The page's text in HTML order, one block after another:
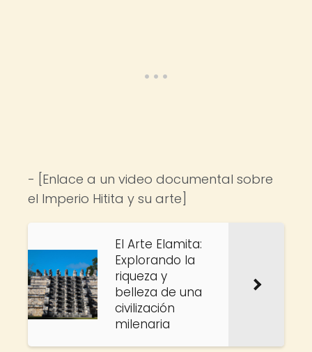
- [Enlace a un video documental sobre
el Imperio Hitita y su arte]
El Arte Elamita:
Explorando la
riqueza y
belleza de una
civilización
milenaria